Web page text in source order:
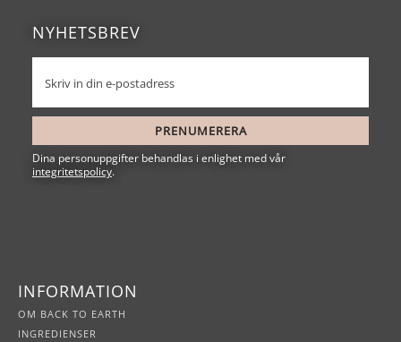
NYHETSBREV
PRENUMERERA
Dina personuppgifter behandlas i enlighet med vår
integritetspolicy.
INFORMATION
OM BACK TO EARTH
INGREDIENSER